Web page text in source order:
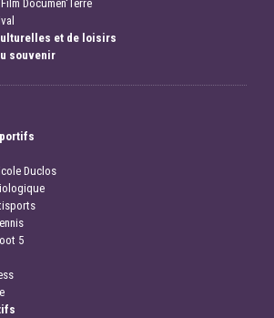
Documen'Terre
et de loisirs
souvenir
Duclos
5